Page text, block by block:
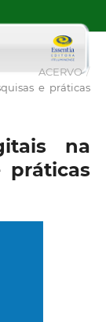
ACERVO /
e práticas
na
práticas